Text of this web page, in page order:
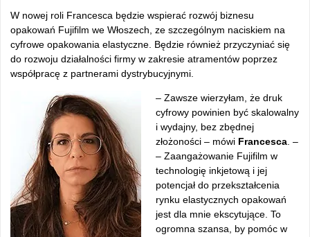
W nowej roli Francesca będzie wspierać rozwój biznesu
opakowań Fujifilm we Włoszech, ze szczególnym naciskiem na
cyfrowe opakowania elastyczne. Będzie również przyczyniać się
do rozwoju działalności firmy w zakresie atramentów poprzez
współpracę z partnerami dystrybucyjnymi.
– Zawsze wierzyłam, że druk
cyfrowy powinien być skalowalny
i wydajny, bez zbędnej
złożoności – mówi Francesca –
– Zaangażowanie Fujifilm w
technologię inkjetową i jej
potencjał do przekształcenia
rynku elastycznych opakowań
jest dla mnie ekscytujące. To
ogromna szansa, by pomóc w